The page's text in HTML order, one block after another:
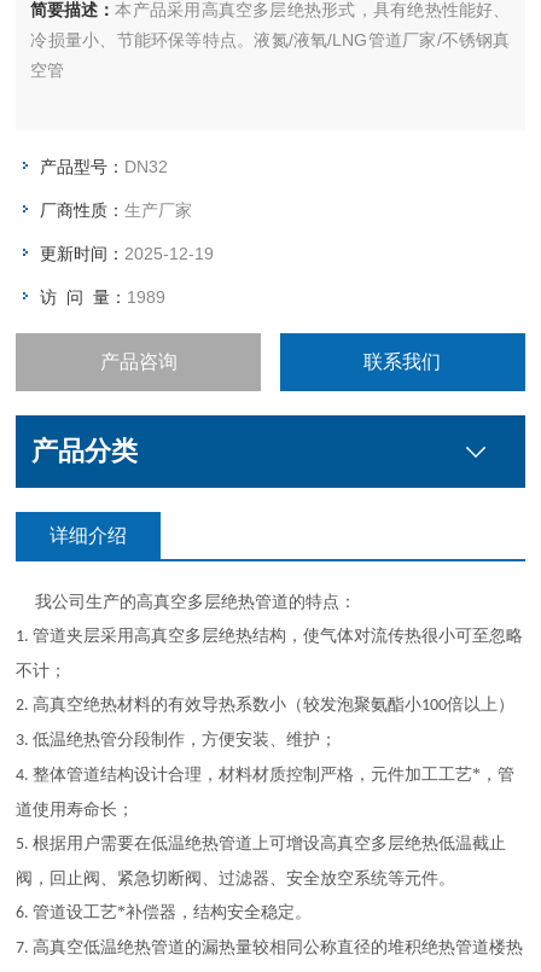
简要描述：本产品采用高真空多层绝热形式，具有绝热性能好、
冷损量小、节能环保等特点。液氮/液氧/LNG管道厂家/不锈钢真
空管
产品型号： DN32
厂商性质：生产厂家
更新时间： 2025-12-19
访 问 量： 1989
产品咨询 联系我们
产品分类
详细介绍
我公司生产的高真空多层绝热管道的特点：
1.管道夹层采用高真空多层绝热结构，使气体对流传热很小可至忽略
不计；
2. 高真空绝热材料的有效导热系数小（较发泡聚氨酯小100倍以上）
3.低温绝热管分段制作，方便安装、维护；
4.整体管道结构设计合理，材料材质控制严格，元件加工工艺*，管
道使用寿命长；
5.根据用户需要在低温绝热管道上可增设高真空多层绝热低温截止
阀，回止阀、紧急切断阀、过滤器、安全放空系统等元件。
6.管道设工艺*补偿器，结构安全稳定。
7. 高真空低温绝热管道的漏热量较相同公称直径的堆积绝热管道楼热